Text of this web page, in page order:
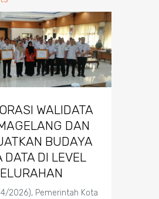
WALIDATA
DAN
BUDAYA
DATA DI LEVEL
2026), Pemerintah Kota